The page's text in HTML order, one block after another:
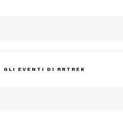
GLI EVENTI DI RRTREK